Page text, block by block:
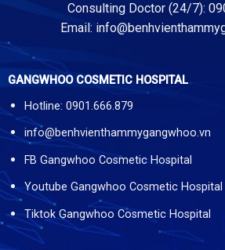
Consulting Doctor (24/7):
Email:
GANGWHOO COSMETIC HOSPITAL
Hotline: 0901.666.879
info@benhvienthammygangwhoo.vn
FB Gangwhoo Cosmetic Hospital
Youtube Gangwhoo Cosmetic Hospital
Tiktok Gangwhoo Cosmetic Hospital